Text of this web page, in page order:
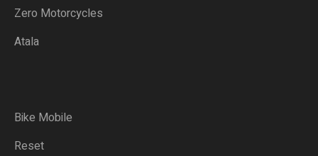
Zero Motorcycles
Atala
Bike Mobile
Reset